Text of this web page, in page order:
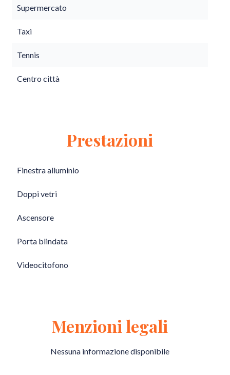
Supermercato
Taxi
Tennis
Centro città
Prestazioni
Finestra alluminio
Doppi vetri
Ascensore
Porta blindata
Videocitofono
Menzioni legali
Nessuna informazione disponibile